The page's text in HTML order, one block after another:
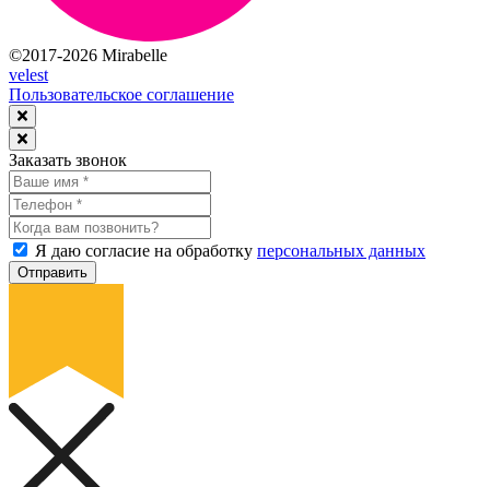
©2017-2026 Mirabelle
velest
Пользовательское соглашение
Заказать звонок
Я даю согласие на обработку персональных данных
Отправить